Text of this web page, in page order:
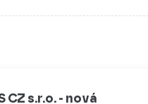
CZ s.r.o. - nová